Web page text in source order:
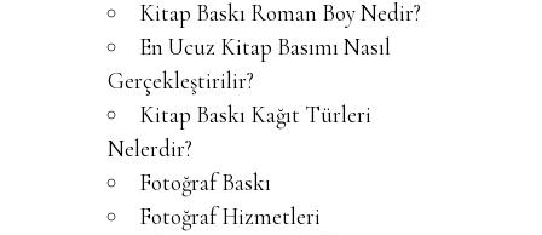
Kitap Baskı Roman Boy Nedir?
En Ucuz Kitap Basımı Nasıl
Gerçekleştirilir?
Kitap Baskı Kağıt Türleri
Nelerdir?
Fotoğraf Baskı
Fotoğraf Hizmetleri